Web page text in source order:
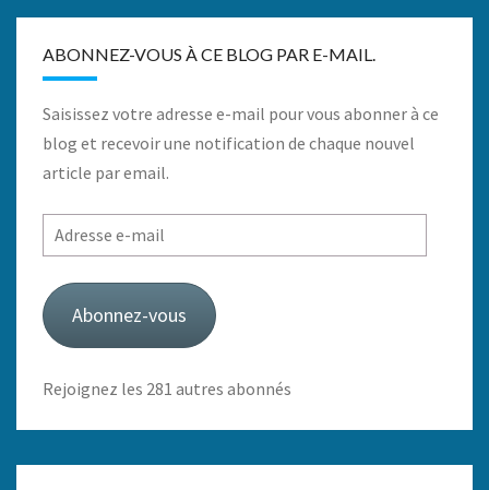
ABONNEZ-VOUS À CE BLOG PAR E-MAIL.
Saisissez votre adresse e-mail pour vous abonner à ce
blog et recevoir une notification de chaque nouvel
article par email.
Adresse
e-
mail
Abonnez-vous
Rejoignez les 281 autres abonnés